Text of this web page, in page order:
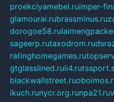
proekciyamebel.ruimper-
glamourai.rubrassminus.ru
dorogoe58.ru
sageerp.rutaxodrom.ru
ratinghomegames.ru
gtglasslined.ruii4.ru
blackwallstreet.ru
ikuch.runycr.org.runpa21.ru